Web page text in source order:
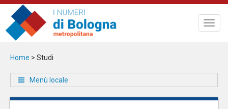
Salta
contenuto
principale
Home > Studi
Menù locale